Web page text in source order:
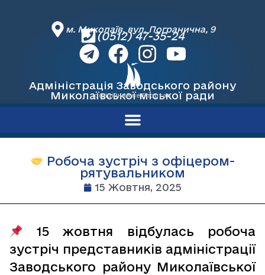
м. Миколаїв, вул. Погранична, 9
(0512) 47-35-24
Адміністрація Заводського району
Миколаївської міської ради
офіційний вебпортал
Робоча зустріч з офіцером-
рятувальником
15 Жовтня, 2025
15 жовтня відбулась робоча
зустріч представників адміністрації
Заводського району Миколаївської